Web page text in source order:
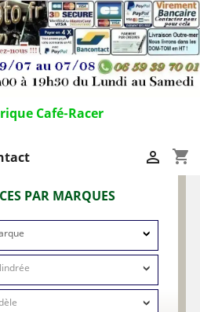
Café-Racer
shopping_cart

PAR MARQUES